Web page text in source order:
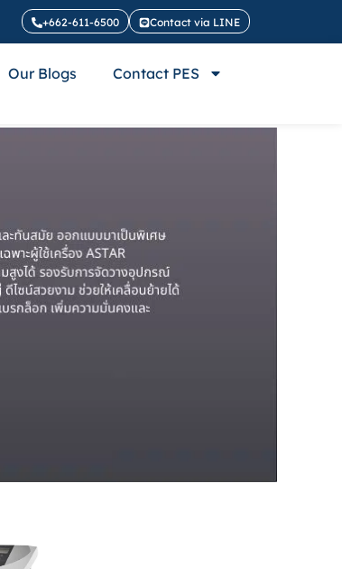
+662-611-6500 Contact via LINE
Our Blogs Contact PES